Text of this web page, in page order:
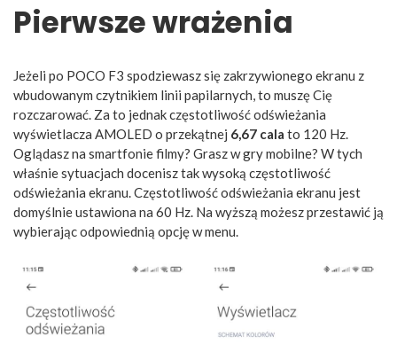
Pierwsze wrażenia
Jeżeli po POCO F3 spodziewasz się zakrzywionego ekranu z
wbudowanym czytnikiem linii papilarnych, to muszę Cię
rozczarować. Za to jednak częstotliwość odświeżania
wyświetlacza AMOLED o przekątnej 6,67 cala to 120 Hz.
Oglądasz na smartfonie filmy? Grasz w gry mobilne? W tych
właśnie sytuacjach docenisz tak wysoką częstotliwość
odświeżania ekranu. Częstotliwość odświeżania ekranu jest
domyślnie ustawiona na 60 Hz. Na wyższą możesz przestawić ją
wybierając odpowiednią opcję w menu.